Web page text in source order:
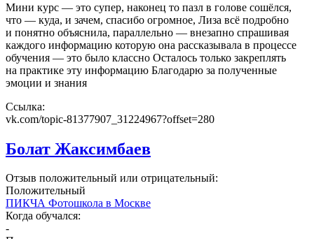
Мини курс — это супер, наконец то пазл в голове сошёлся,
что — куда, и зачем, спасибо огромное, Лиза всё подробно
и понятно объяснила, параллельно — внезапно спрашивая
каждого информацию которую она рассказывала в процессе
обучения — это было классно Осталось только закреплять
на практике эту информацию Благодарю за полученные
эмоции и знания
Ссылка:
vk.com/topic-81377907_31224967?offset=280
Болат Жаксимбаев
Отзыв положительный или отрицательный:
Положительный
ПИКЧА Фотошкола в Москве
Когда обучался:
-